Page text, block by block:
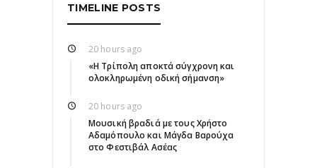
TIMELINE POSTS
20 hours ago
«Η Τρίπολη αποκτά σύγχρονη και
ολοκληρωμένη οδική σήμανση»
20 hours ago
Μουσική βραδιά με τους Χρήστο
Αδαμόπουλο και Μάγδα Βαρούχα
στο Φεστιβάλ Ασέας